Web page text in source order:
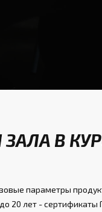
В
параметры
20 лет - сертификаты